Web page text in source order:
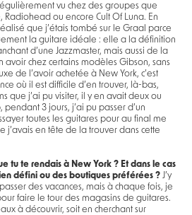
vu chez des groupes que
Radiohead ou encore Cult Of Luna. En
que j’étais tombé sur le Graal parce
la guitare idéale : elle a la définition
d’une Jazzmaster, mais aussi de la
chez certains modèles Gibson, sans
de l’avoir achetée à New York, c’est
où il est difficile d’en trouver, là-bas,
que j’ai pu visiter, il y en avait deux ou
pendant 3 jours, j’ai pu passer d’un
toutes les guitares pour au final me
j’avais en tête de la trouver dans cette
tu te rendais à New York ? Et dans le cas
défini ou des boutiques préférées ? J’y
des vacances, mais à chaque fois, je
faire le tour des magasins de guitares.
à découvrir, soit en cherchant sur